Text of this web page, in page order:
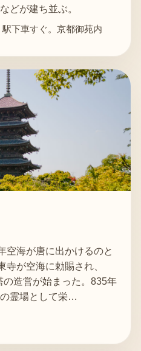
どが建ち並ぶ。
下車すぐ。京都御苑内
空海が唐に出かけるのと
寺が空海に勅賜され、
造営が始まった。835年
霊場として栄…